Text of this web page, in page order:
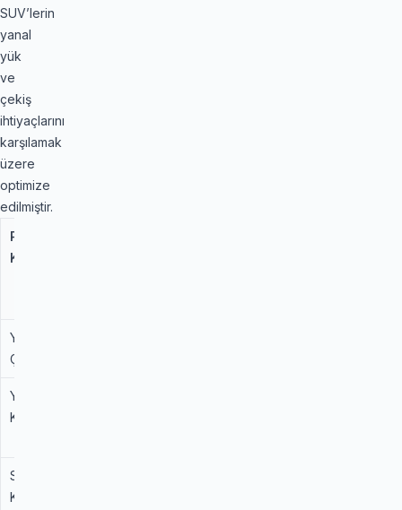
SUV’lerin
yanal
yük
ve
çekiş
ihtiyaçlarını
karşılamak
üzere
optimize
edilmiştir.
Performans
Kriteri
Yokuş Kalkış
Çekişi
Yanal
Kararlılık
Suda
Kızaklama